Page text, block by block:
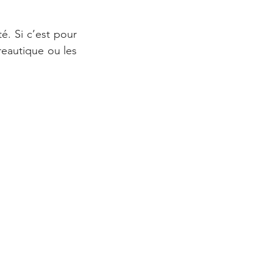
Si c’est pour
ou les